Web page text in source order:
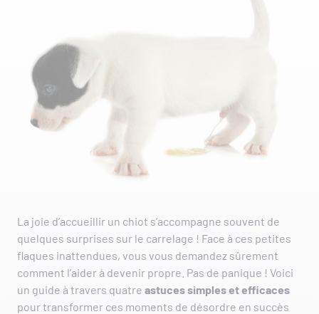
La joie d’accueillir un chiot s’accompagne souvent de
quelques surprises sur le carrelage ! Face à ces petites
flaques inattendues, vous vous demandez sûrement
comment l’aider à devenir propre. Pas de panique ! Voici
un guide à travers quatre astuces simples et efficaces
pour transformer ces moments de désordre en succès